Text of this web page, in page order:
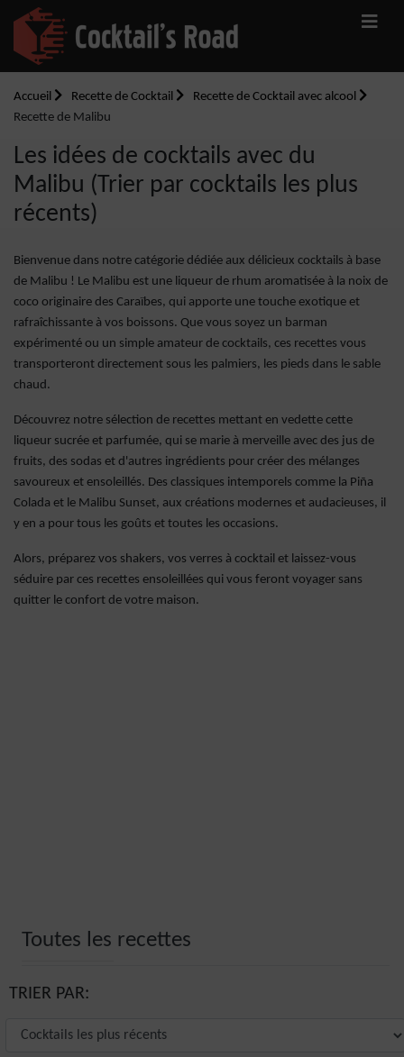
Accueil Recette de Cocktail
Recette de Cocktail avec alcool
Recette de Malibu
Les idées de cocktails avec du
Malibu (Trier par cocktails les plus
récents)
Bienvenue dans notre catégorie dédiée aux délicieux cocktails à base
de Malibu ! Le Malibu est une liqueur de rhum aromatisée à la noix de
coco originaire des Caraïbes, qui apporte une touche exotique et
rafraîchissante à vos boissons. Que vous soyez un barman
expérimenté ou un simple amateur de cocktails, ces recettes vous
transporteront directement sous les palmiers, les pieds dans le sable
chaud.
Découvrez notre sélection de recettes mettant en vedette cette
liqueur sucrée et parfumée, qui se marie à merveille avec des jus de
fruits, des sodas et d'autres ingrédients pour créer des mélanges
savoureux et ensoleillés. Des classiques intemporels comme la Piña
Colada et le Malibu Sunset, aux créations modernes et audacieuses, il
y en a pour tous les goûts et toutes les occasions.
Alors, préparez vos shakers, vos verres à cocktail et laissez-vous
séduire par ces recettes ensoleillées qui vous feront voyager sans
quitter le confort de votre maison.
Toutes les recettes
TRIER PAR: